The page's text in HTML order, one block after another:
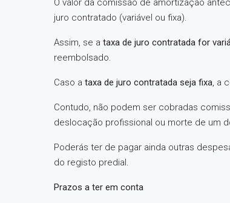
O valor da comissão de amortização
juro contratado (variável ou fixa).
Assim, se a taxa de juro contratada for
reembolsado.
Caso a taxa de juro contratada seja fixa, a
Contudo, não podem ser cobradas
deslocação profissional ou morte de um
Poderás ter de pagar ainda outras
do registo predial.
Prazos a ter em conta